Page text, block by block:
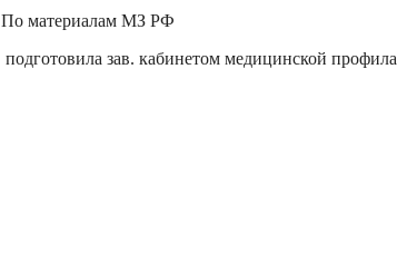
По материалам МЗ РФ
подготовила зав. кабинетом медицинской